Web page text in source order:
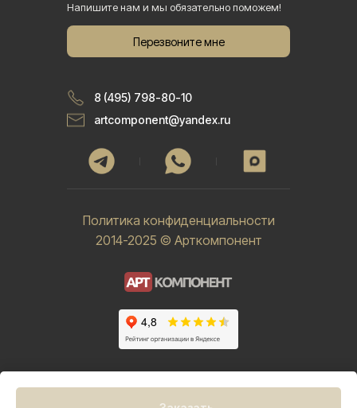
2014-2025 © Арткомпонент
Политика конфиденциальности
Перезвоните мне
Напишите нам и мы обязательно поможем!
8 (495) 798-80-10
artcomponent@yandex.ru